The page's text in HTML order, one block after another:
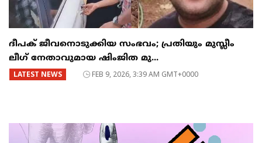
ദീപക് ജീവനൊടുക്കിയ സംഭവം; പ്രതിയും മുസ്ലീം
ലീഗ് നേതാവുമായ ഷിംജിത മു...
LATEST NEWS FEB 9, 2026, 3:39 AM GMT+0000